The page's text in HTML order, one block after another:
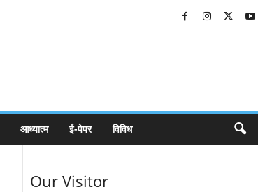
आध्यात्म ई-पेपर विविध
Our Visitor